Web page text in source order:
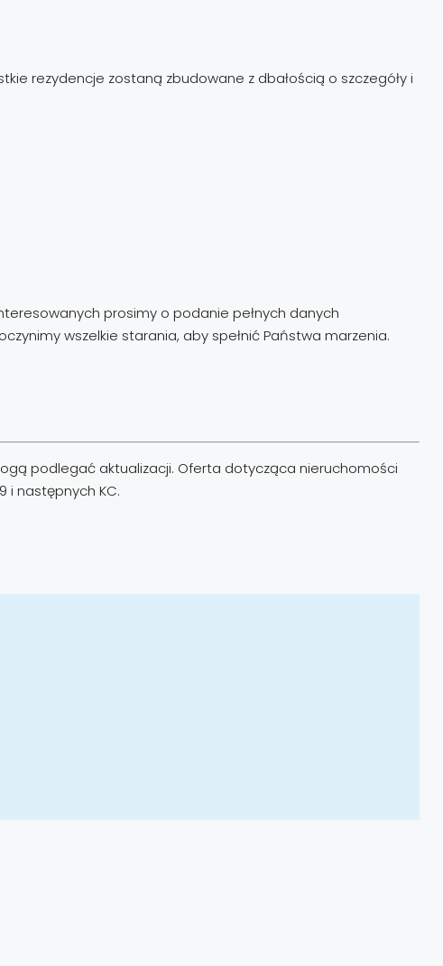
rezydencje zostaną zbudowane z dbałością o szczegóły i
prosimy o podanie pełnych danych
wszelkie starania, aby spełnić Państwa marzenia.
podlegać aktualizacji. Oferta dotycząca nieruchomości
i następnych KC.